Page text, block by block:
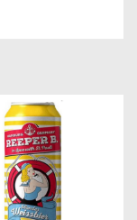
với các loại bia
biết thưởng
thăng hoa, giữ